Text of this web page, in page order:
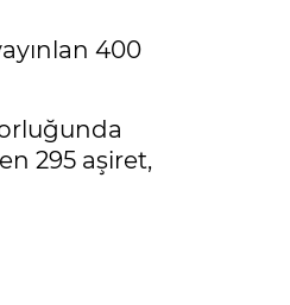
400
295 aşiret,